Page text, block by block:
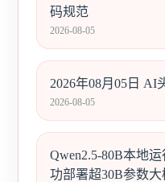
码规范
2026-08-05
2026年08月05日 AI
2026-08-05
Qwen2.5-80B本地
功部署超30B参数大